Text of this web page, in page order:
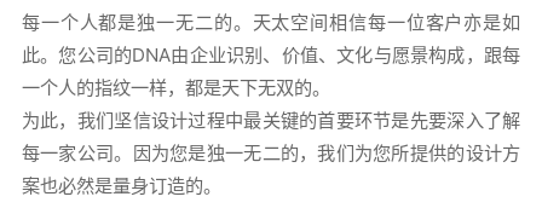
每一个人都是独一无二的。天太空间相信每一位客户亦是如
此。您公司的DNA由企业识别、价值、文化与愿景构成，跟每
一个人的指纹一样，都是天下无双的。
为此，我们坚信设计过程中最关键的首要环节是先要深入了解
每一家公司。因为您是独一无二的，我们为您所提供的设计方
案也必然是量身订造的。